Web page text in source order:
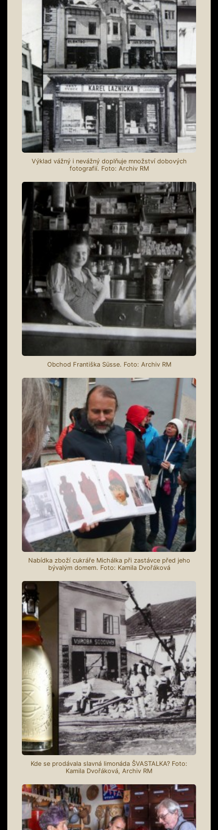
Výklad vážný i nevážný doplňuje množství dobových
fotografií. Foto: Archiv RM
Obchod Františka Süsse. Foto: Archiv RM
Nabídka zboží cukráře Michálka při zastávce před jeho
bývalým domem. Foto: Kamila Dvořáková
Kde se prodávala slavná limonáda ŠVASTALKA? Foto:
Kamila Dvořáková, Archiv RM